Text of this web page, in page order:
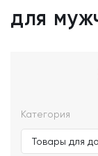
для
Категория